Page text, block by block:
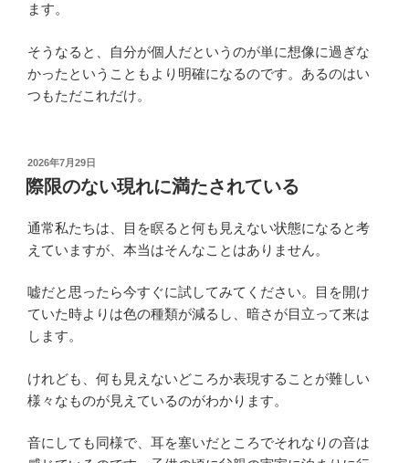
ます。
そうなると、自分が個人だというのが単に想像に過ぎな
かったということもより明確になるのです。あるのはい
つもただこれだけ。
投
稿
日:
2026年7月29日
際限のない現れに満たされている
通常私たちは、目を瞑ると何も見えない状態になると考
えていますが、本当はそんなことはありません。
嘘だと思ったら今すぐに試してみてください。目を開け
ていた時よりは色の種類が減るし、暗さが目立って来は
します。
けれども、何も見えないどころか表現することが難しい
様々なものが見えているのがわかります。
音にしても同様で、耳を塞いだところでそれなりの音は